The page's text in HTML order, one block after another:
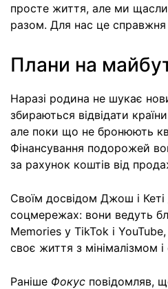
просте життя, але ми
разом. Для нас це
Плани на
Наразі родина не шукає
збираються відвідати
але поки що не бронюють
Фінансування подорожей
за рахунок коштів від
Своїм досвідом Джош і Кеті
соцмережах: вони ведуть
Memories у TikTok і
своє життя з мінімалізмом
Раніше Фокус повідомляв,